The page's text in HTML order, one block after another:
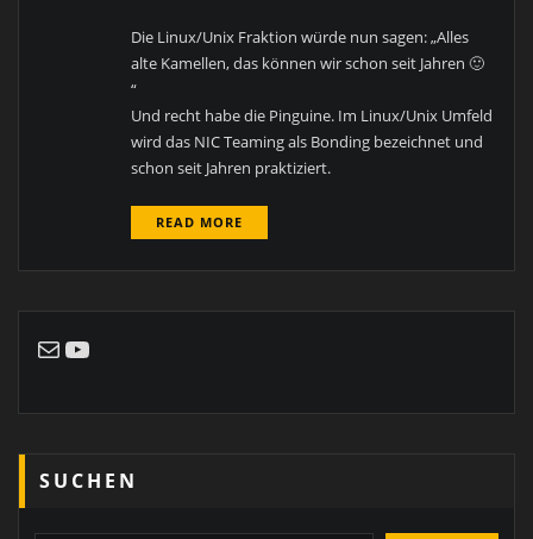
Die Linux/Unix Fraktion würde nun sagen: „Alles
alte Kamellen, das können wir schon seit Jahren 🙂
“
Und recht habe die Pinguine. Im Linux/Unix Umfeld
wird das NIC Teaming als Bonding bezeichnet und
schon seit Jahren praktiziert.
READ MORE
E-MailYouTube
SUCHEN